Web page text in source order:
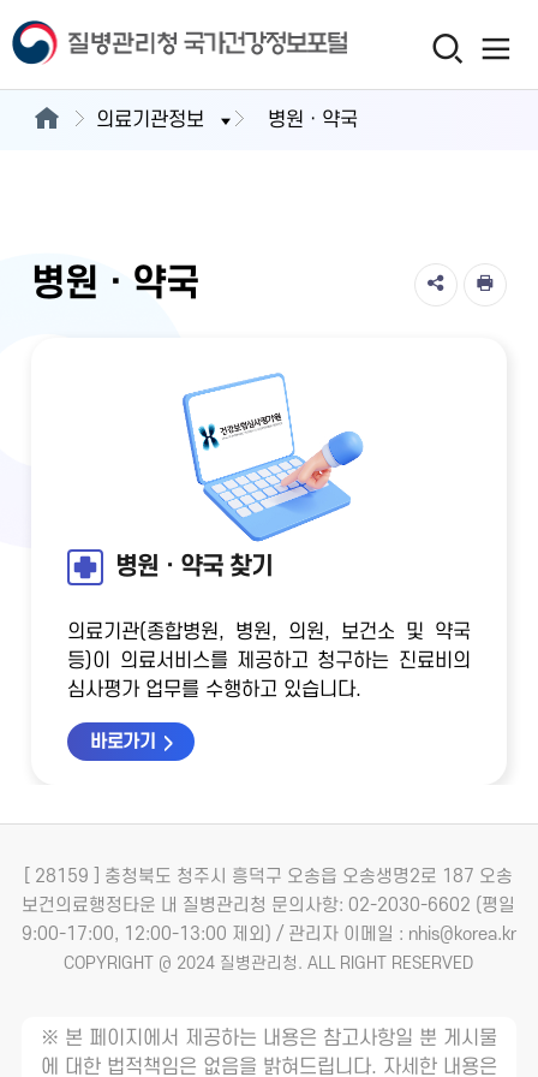
의료기관정보 병원ㆍ약국
병원ㆍ약국
병원ㆍ약국 찾기
의료기관(종합병원, 병원, 의원, 보건소 및 약국
등)이 의료서비스를 제공하고 청구하는 진료비의
심사평가 업무를 수행하고 있습니다.
바로가기
[ 28159 ] 충청북도 청주시 흥덕구 오송읍 오송생명2로 187 오송
보건의료행정타운 내 질병관리청 문의사항: 02-2030-6602 (평일
9:00-17:00, 12:00-13:00 제외) / 관리자 이메일 : nhis@korea.kr
COPYRIGHT @ 2024 질병관리청. ALL RIGHT RESERVED
※ 본 페이지에서 제공하는 내용은 참고사항일 뿐 게시물
에 대한 법적책임은 없음을 밝혀드립니다. 자세한 내용은